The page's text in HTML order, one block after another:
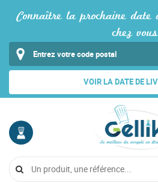
Connaître la prochaine
chez vous
VOIR LA DATE DE
COMPTE
Me